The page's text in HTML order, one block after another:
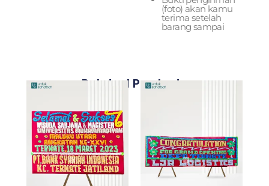
(foto) akan kamu
terima setelah
barang sampai
Related Products